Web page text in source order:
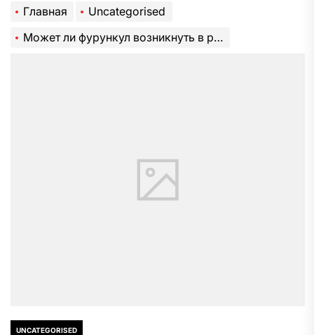
Главная
Uncategorised
Может ли фурункул возникнуть в ротовой полости: с чем можно спутать чирей
UNCATEGORISED